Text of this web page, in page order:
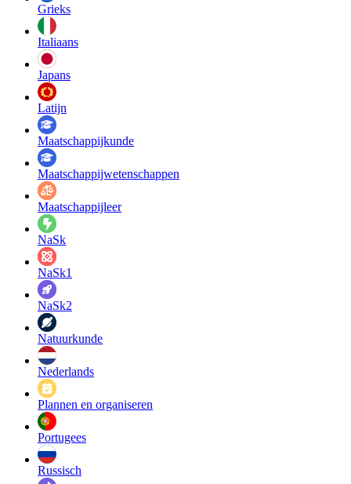
Grieks
Italiaans
Japans
Latijn
Maatschappij­kunde
Maatschappij­wetenschappen
Maatschappijleer
NaSk
NaSk1
NaSk2
Natuurkunde
Nederlands
Plannen en organiseren
Portugees
Russisch